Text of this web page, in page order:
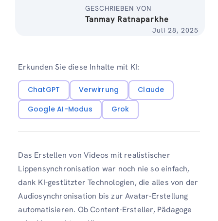
GESCHRIEBEN VON
Tanmay Ratnaparkhe
Juli 28, 2025
Erkunden Sie diese Inhalte mit KI:
ChatGPT Verwirrung
Claude
Google AI-Modus
Grok
Das Erstellen von Videos mit realistischer
Lippensynchronisation war noch nie so einfach,
dank KI-gestützter Technologien, die alles von der
Audiosynchronisation bis zur Avatar-Erstellung
automatisieren. Ob Content-Ersteller, Pädagoge